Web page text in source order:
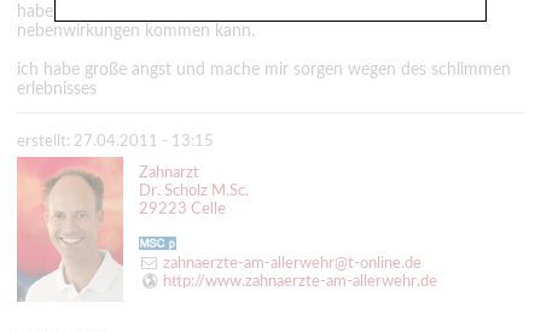
habe bei dem anderen verfahren gehört das es da nicht zu
nebenwirkungen kommen kann.
ich habe große angst und mache mir sorgen wegen des schlimmen
erlebnisses
erstellt: 27.04.2011 - 13:15
Zahnarzt
Dr. Scholz M.Sc.
29223 Celle
zahnaerzte-am-allerwehr@t-online.de
http://www.zahnaerzte-am-allerwehr.de